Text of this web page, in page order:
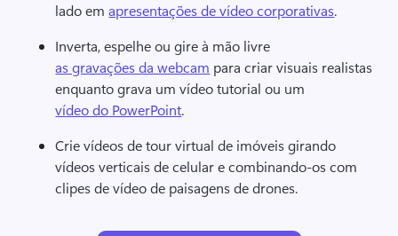
lado em apresentações de vídeo corporativas.
Inverta, espelhe ou gire à mão livre
as gravações da webcam para criar visuais realistas
enquanto grava um vídeo tutorial ou um
vídeo do PowerPoint.
Crie vídeos de tour virtual de imóveis girando
vídeos verticais de celular e combinando-os com
clipes de vídeo de paisagens de drones.